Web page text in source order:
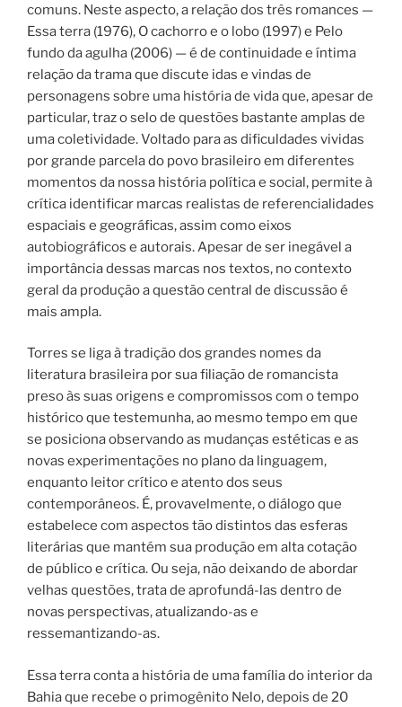
comuns. Neste aspecto, a relação dos três romances —
Essa terra (1976), O cachorro e o lobo (1997) e Pelo
fundo da agulha (2006) — é de continuidade e íntima
relação da trama que discute idas e vindas de
personagens sobre uma história de vida que, apesar de
particular, traz o selo de questões bastante amplas de
uma coletividade. Voltado para as dificuldades vividas
por grande parcela do povo brasileiro em diferentes
momentos da nossa história política e social, permite à
crítica identificar marcas realistas de referencialidades
espaciais e geográficas, assim como eixos
autobiográficos e autorais. Apesar de ser inegável a
importância dessas marcas nos textos, no contexto
geral da produção a questão central de discussão é
mais ampla.
Torres se liga à tradição dos grandes nomes da
literatura brasileira por sua filiação de romancista
preso às suas origens e compromissos com o tempo
histórico que testemunha, ao mesmo tempo em que
se posiciona observando as mudanças estéticas e as
novas experimentações no plano da linguagem,
enquanto leitor crítico e atento dos seus
contemporâneos. É, provavelmente, o diálogo que
estabelece com aspectos tão distintos das esferas
literárias que mantém sua produção em alta cotação
de público e crítica. Ou seja, não deixando de abordar
velhas questões, trata de aprofundá-las dentro de
novas perspectivas, atualizando-as e
ressemantizando-as.
Essa terra conta a história de uma família do interior da
Bahia que recebe o primogênito Nelo, depois de 20